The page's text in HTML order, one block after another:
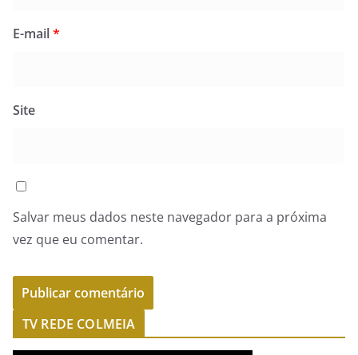
E-mail*
Site
Salvar meus dados neste navegador para a próxima
vez que eu comentar.
TV REDE COLMEIA